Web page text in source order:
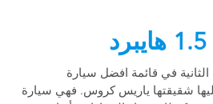
الثانية في قائمة افضل سيارة
شقيقتها ياريس كروس. فهي سيارة